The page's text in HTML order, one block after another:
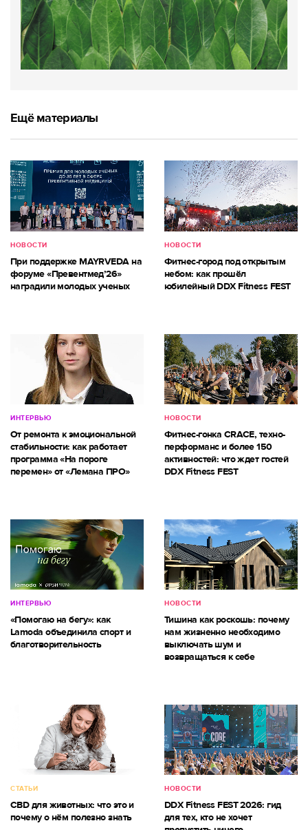
Ещё материалы
НОВОСТИ
При поддержке MAYRVEDA на
форуме «Превентмед’26»
наградили молодых ученых
НОВОСТИ
Фитнес-город под открытым
небом: как прошёл
юбилейный DDX Fitness FEST
ИНТЕРВЬЮ
От ремонта к эмоциональной
стабильности: как работает
программа «На пороге
перемен» от «Лемана ПРО»
НОВОСТИ
Фитнес-гонка CRACE, техно-
перформанс и более 150
активностей: что ждет гостей
DDX Fitness FEST
ИНТЕРВЬЮ
«Помогаю на бегу»: как
Lamoda объединила спорт и
благотворительность
НОВОСТИ
Тишина как роскошь: почему
нам жизненно необходимо
выключать шум и
возвращаться к себе
СТАТЬИ
CBD для животных: что это и
почему о нём полезно знать
НОВОСТИ
DDX Fitness FEST 2026: гид
для тех, кто не хочет